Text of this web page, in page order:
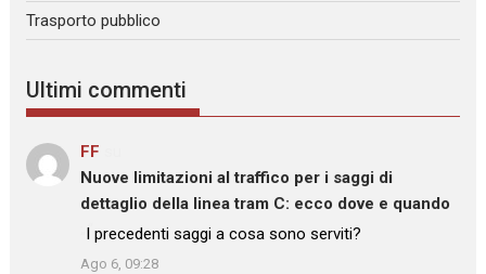
Trasporto pubblico
Ultimi commenti
FF
Nuove limitazioni al traffico per i saggi di
dettaglio della linea tram C: ecco dove e quando
: “ I precedenti saggi a cosa sono serviti?
Ago 6, 09:28